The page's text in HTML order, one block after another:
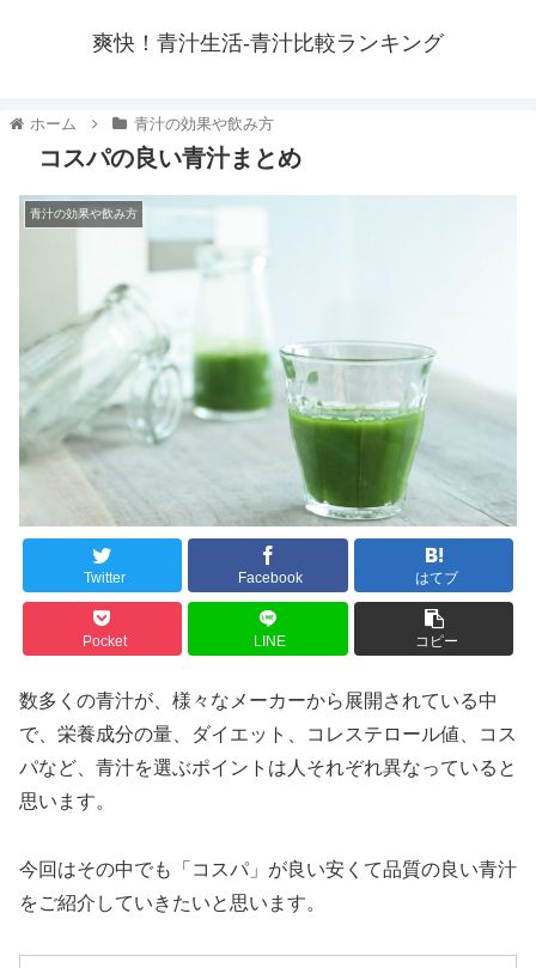
爽快！青汁生活-青汁比較ランキング
コスパの良い青汁まとめ
青汁の効果や飲み方
Twitter Facebook はてブ
Pocket LINE コピー
数多くの青汁が、様々なメーカーから展開されている中
で、栄養成分の量、ダイエット、コレステロール値、コス
パなど、青汁を選ぶポイントは人それぞれ異なっていると
思います。
今回はその中でも「コスパ」が良い安くて品質の良い青汁
をご紹介していきたいと思います。
ホーム 青汁の効果や飲み方